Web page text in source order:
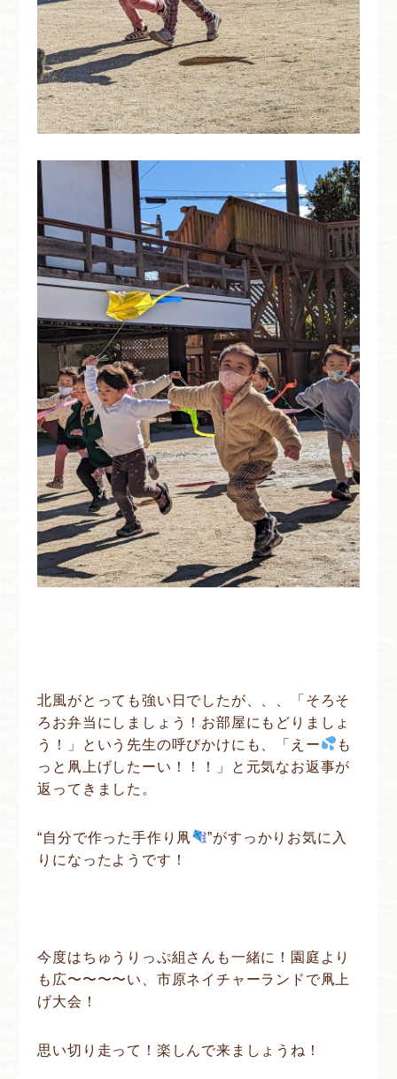
北風がとっても強い日でしたが、、、「そろそ
ろお弁当にしましょう！お部屋にもどりましょ
う！」という先生の呼びかけにも、「えー
も
っと凧上げしたーい！！！」と元気なお返事が
返ってきました。
“自分で作った手作り凧
”がすっかりお気に入
りになったようです！
今度はちゅうりっぷ組さんも一緒に！園庭より
も広〜〜〜〜い、市原ネイチャーランドで凧上
げ大会！
思い切り走って！楽しんで来ましょうね！